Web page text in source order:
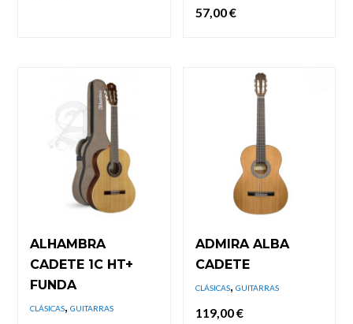
57,00€
ALHAMBRA
CADETE 1C HT+
FUNDA
CLÁSICAS,GUITARRAS
ADMIRA ALBA
CADETE
CLÁSICAS, GUITARRAS
119,00€